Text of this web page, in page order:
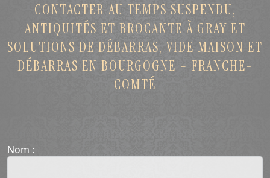
CONTACTER AU TEMPS SUSPENDU,
ANTIQUITÉS ET BROCANTE À GRAY ET
SOLUTIONS DE DÉBARRAS, VIDE MAISON ET
DÉBARRAS EN BOURGOGNE – FRANCHE-
COMTÉ
Nom :